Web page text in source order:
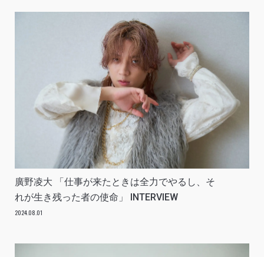
廣野凌大 「仕事が来たときは全力でやるし、そ
れが生き残った者の使命」 INTERVIEW
2024.08.01